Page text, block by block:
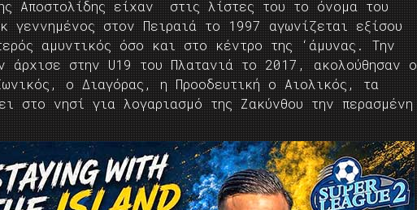
Αποστολίδης είχαν στις λίστες του το όνομα του
γεννημένος στον Πειραιά το 1997 αγωνίζεται εξίσου
αμυντικός όσο και στο κέντρο της ‘άμυνας. Την
άρχισε στην U19 του Πλατανιά το 2017, ακολούθησαν ο
ο Διαγόρας, η Προοδευτική ο Αιολικός, τα
στο νησί για λογαριασμό της Ζακύνθου την περασμένη